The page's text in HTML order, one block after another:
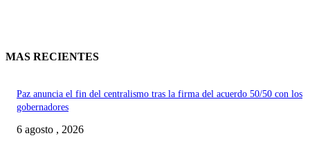
MAS RECIENTES
Paz anuncia el fin del centralismo tras la firma del acuerdo 50/50 con los
gobernadores
6 agosto , 2026